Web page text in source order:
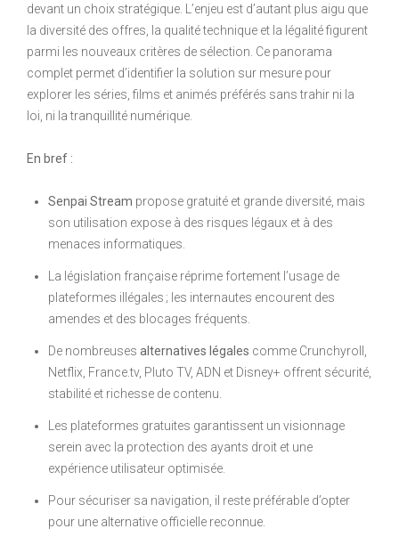
devant un choix stratégique. L’enjeu est d’autant plus aigu que
la diversité des offres, la qualité technique et la légalité figurent
parmi les nouveaux critères de sélection. Ce panorama
complet permet d’identifier la solution sur mesure pour
explorer les séries, films et animés préférés sans trahir ni la
loi, ni la tranquillité numérique.
En bref :
Senpai Stream propose gratuité et grande diversité, mais
son utilisation expose à des risques légaux et à des
menaces informatiques.
La législation française réprime fortement l’usage de
plateformes illégales ; les internautes encourent des
amendes et des blocages fréquents.
De nombreuses alternatives légales comme Crunchyroll,
Netflix, France.tv, Pluto TV, ADN et Disney+ offrent sécurité,
stabilité et richesse de contenu.
Les plateformes gratuites garantissent un visionnage
serein avec la protection des ayants droit et une
expérience utilisateur optimisée.
Pour sécuriser sa navigation, il reste préférable d’opter
pour une alternative officielle reconnue.